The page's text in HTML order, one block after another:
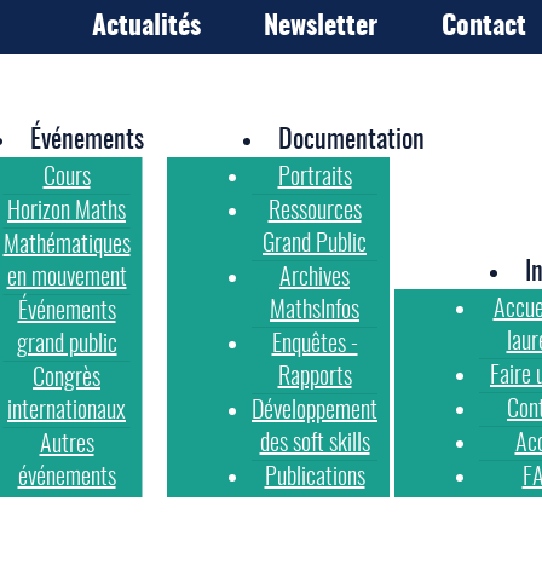
Actualités Newsletter Contact
Événements
Cours
Horizon Maths
Mathématiques
en mouvement
Événements
grand public
Congrès
internationaux
Autres
événements
Documentation
Portraits
Ressources
Grand Public
Archives
MathsInfos
Enquêtes -
Rapports
Développement
des soft skills
Publications
Faire